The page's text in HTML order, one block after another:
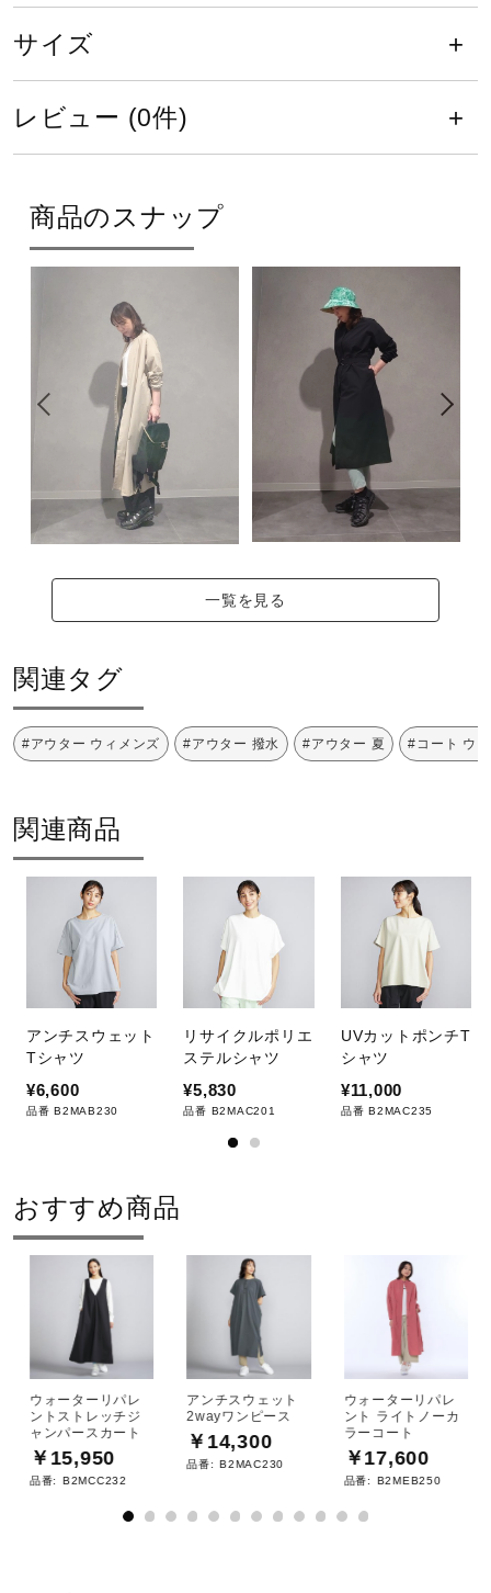
サポート
カラー
27：アズールブルー
50：トレンチベージュ
素材
中国製
発売シーズン
2025年春夏
サイズ
レビュー (0件)
商品のスナップ
一覧を見る
関連タグ
#アウター ウィメンズ #アウター 撥水 #アウター 夏 #コート ウ
関連商品
アンチスウェット
Tシャツ
¥6,600
品番 B2MAB230
リサイクルポリエ
ステルシャツ
¥5,830
品番 B2MAC201
UVカットポンチT
シャツ
¥11,000
品番 B2MAC235
おすすめ商品
ウォーターリパレ
ントストレッチジ
ャンパースカート
￥15,950
品番: B2MCC232
アンチスウェット
2wayワンピース
￥14,300
品番: B2MAC230
ウォーターリパレ
ント ライトノーカ
ラーコート
￥17,600
品番: B2MEB250